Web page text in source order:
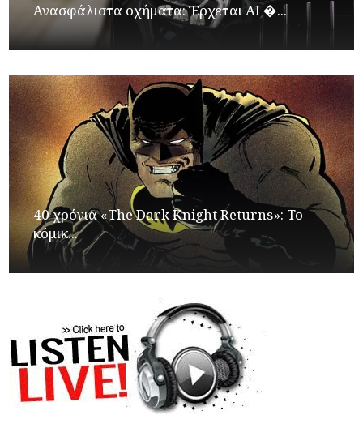
Ανασφάλιστα οχήματα: Έρχεται ΑΙ �...
40 χρόνια «The Dark Knight Returns»: Το
κόμικ...